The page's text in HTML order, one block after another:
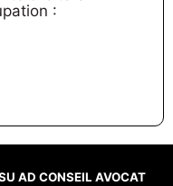
:
AD CONSEIL AVOCAT